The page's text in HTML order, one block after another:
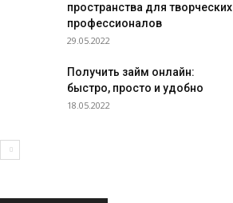
пространства для творческих
профессионалов
29.05.2022
Получить займ онлайн:
быстро, просто и удобно
18.05.2022